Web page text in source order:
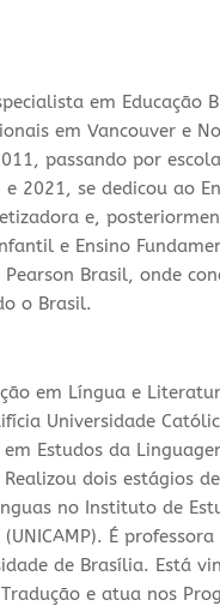
em Educação
em Vancouver e
passando por
2021, se dedicou ao
e,
e Ensino
Brasil, onde
o Brasil.
em Língua e
Universidade
Estudos da
dois estágios
no Instituto de
É professora
de Brasília. Está
e atua nos